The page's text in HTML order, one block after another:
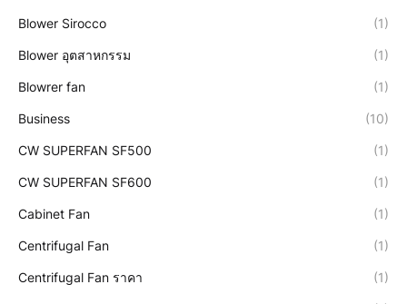
Blower Sirocco (1)
Blower อุตสาหกรรม (1)
Blowrer fan (1)
Business (10)
CW SUPERFAN SF500 (1)
CW SUPERFAN SF600 (1)
Cabinet Fan (1)
Centrifugal Fan (1)
Centrifugal Fan ราคา (1)